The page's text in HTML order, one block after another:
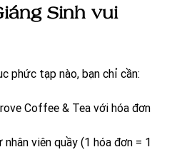
Sinh vui
phức tạp nào, bạn chỉ cần:
Coffee & Tea với hóa đơn
viên quầy (1 hóa đơn = 1